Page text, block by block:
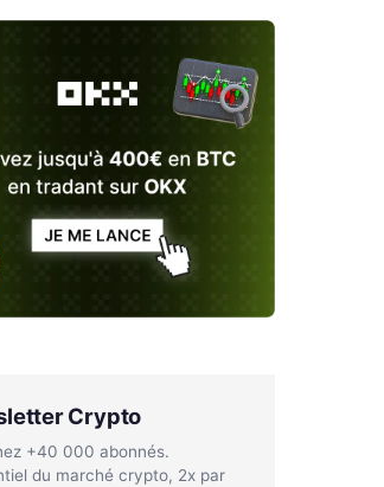
Crypto
+40 000 abonnés.
du marché crypto, 2x par